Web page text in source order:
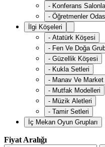
- Konferans
- Öğretmenler
İlgi Köşeleri
- Atatürk Köşesi
- Fen Ve Doğa
- Güzellik Köşesi
- Kukla Setleri
- Manav Ve
- Mutfak Modelleri
- Müzik Aletleri
- Tamir Setleri
İç Mekan Oyun Grupları
Fiyat Aralığı